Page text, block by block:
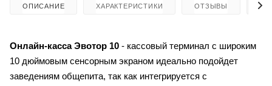
ОПИСАНИЕ ХАРАКТЕРИСТИКИ ОТЗЫВЫ
Онлайн-касса Эвотор 10 - кассовый терминал с широким
10 дюймовым сенсорным экраном идеально подойдет
заведениям общепита, так как интегрируется с